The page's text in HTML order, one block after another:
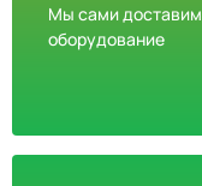
Мы сами доставим
оборудование